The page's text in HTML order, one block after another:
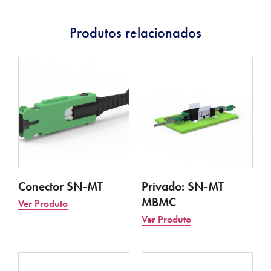
Produtos relacionados
Conector SN-MT
Ver Produto
Privado: SN-MT
MBMC
Ver Produto